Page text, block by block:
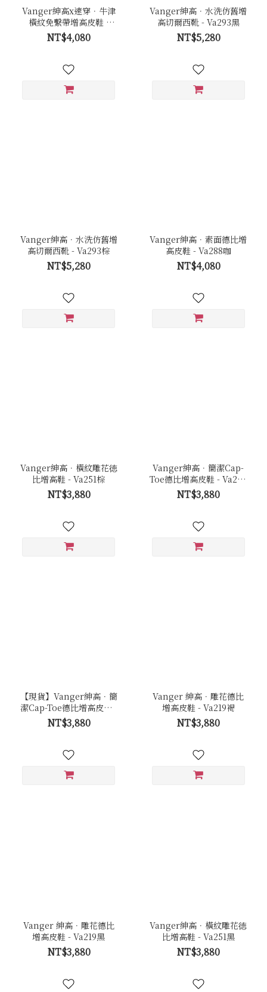
Vanger紳高x速穿．牛津
橫紋免繫帶增高皮鞋 -
Va289褐
NT$4,080
Vanger紳高．水洗仿舊增
高切爾西靴 - Va293黑
NT$5,280
Vanger紳高．水洗仿舊增
高切爾西靴 - Va293棕
NT$5,280
Vanger紳高．素面德比增
高皮鞋 - Va288咖
NT$4,080
Vanger紳高．橫紋雕花徳
比增高鞋 - Va251棕
NT$3,880
Vanger紳高．簡潔Cap-
Toe德比增高皮鞋 - Va254
咖
NT$3,880
【現貨】Vanger紳高．簡
潔Cap-Toe德比增高皮鞋 -
Va254黑
NT$3,880
Vanger 紳高．雕花德比
增高皮鞋 - Va219褐
NT$3,880
Vanger 紳高．雕花德比
增高皮鞋 - Va219黑
NT$3,880
Vanger紳高．橫紋雕花徳
比增高鞋 - Va251黑
NT$3,880